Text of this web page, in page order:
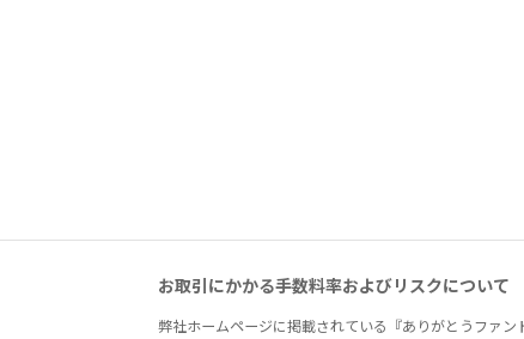
お取引にかかる手数料率およびリスクについて
弊社ホームページに掲載されている『ありがとうファ